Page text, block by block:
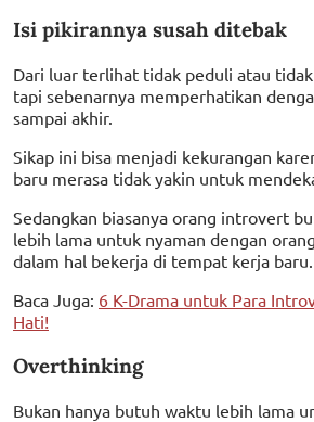
Isi pikirannya susah ditebak
Dari luar terlihat tidak peduli atau
tapi sebenarnya memperhatikan
sampai akhir.
Sikap ini bisa menjadi kekurangan
baru merasa tidak yakin untuk
Sedangkan biasanya orang introvert
lebih lama untuk nyaman dengan
dalam hal bekerja di tempat kerja baru.
Baca Juga: 6 K-Drama untuk Para
Hati!
Overthinking
Bukan hanya butuh waktu lebih lama